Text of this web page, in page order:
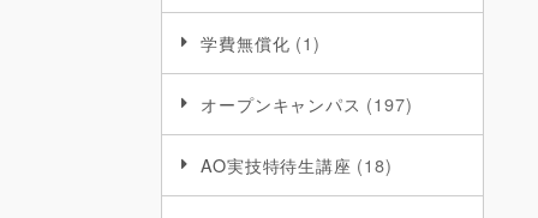
学費無償化 (1)
オープンキャンパス (197)
AO実技特待生講座 (18)